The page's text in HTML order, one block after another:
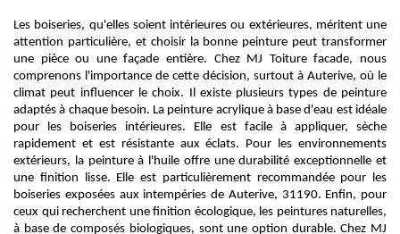
Les boiseries, qu'elles soient intérieures ou extérieures, méritent une
attention particulière, et choisir la bonne peinture peut transformer
une pièce ou une façade entière. Chez MJ Toiture facade, nous
comprenons l'importance de cette décision, surtout à Auterive, où le
climat peut influencer le choix. Il existe plusieurs types de peinture
adaptés à chaque besoin. La peinture acrylique à base d'eau est idéale
pour les boiseries intérieures. Elle est facile à appliquer, sèche
rapidement et est résistante aux éclats. Pour les environnements
extérieurs, la peinture à l'huile offre une durabilité exceptionnelle et
une finition lisse. Elle est particulièrement recommandée pour les
boiseries exposées aux intempéries de Auterive, 31190. Enfin, pour
ceux qui recherchent une finition écologique, les peintures naturelles,
à base de composés biologiques, sont une option durable. Chez MJ